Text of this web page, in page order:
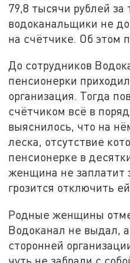
79,8 тысячи рублей за
водоканальщики не
на счётчике. Об этом
До сотрудников
пенсионерки
организация. Тогда
счётчиком всё в
выяснилось, что на
леска, отсутствие
пенсионерке в
женщина не заплатит
грозится отключить
Родные женщины
Водоканал не выдал,
сторонней